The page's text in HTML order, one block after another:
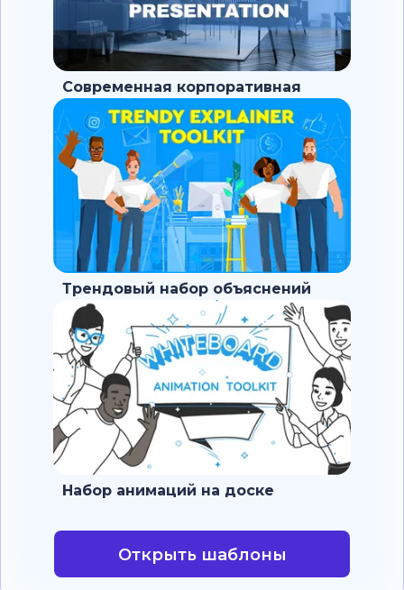
Современная корпоративная
презентация
Трендовый набор объяснений
Набор анимаций на доске
Открыть шаблоны